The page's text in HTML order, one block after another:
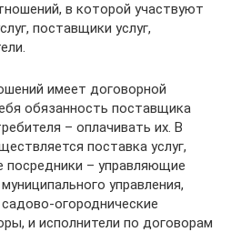
в которой участвуют
поставщики услуг,
имеет договорной
обязанность поставщика
– оплачивать их. В
поставка услуг,
посредники – управляющие
управления,
огороднические
и исполнители по договорам